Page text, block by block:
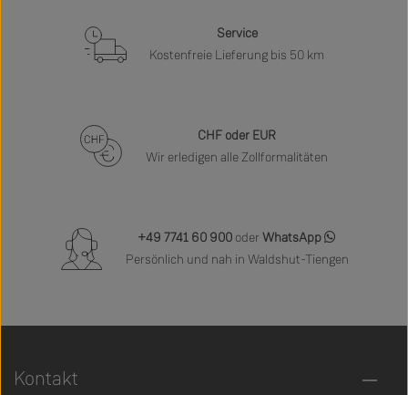
Service
Kostenfreie Lieferung bis 50 km
CHF oder EUR
Wir erledigen alle Zollformalitäten
+49 7741 60 900 oder WhatsApp
Persönlich und nah in Waldshut-Tiengen
Kontakt